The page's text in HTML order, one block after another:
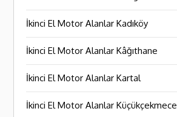
İkinci El Motor Alanlar Kadıköy
İkinci El Motor Alanlar Kâğıthane
İkinci El Motor Alanlar Kartal
İkinci El Motor Alanlar Küçükçekmece